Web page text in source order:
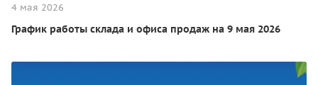
4 мая 2026
График работы склада и офиса продаж на 9 мая 2026